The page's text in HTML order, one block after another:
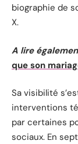
biographie de
X.
A lire
que son
Sa visibilité
interventions
par certaines
sociaux. En